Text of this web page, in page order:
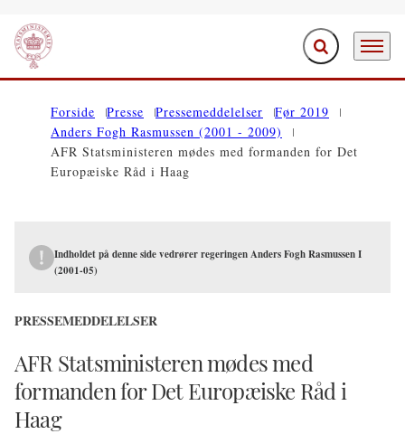
Gå til forsiden Fold søgefelt ud
Menu
Forside Presse Pressemeddelelser
Før 2019
Anders Fogh Rasmussen (2001 - 2009)
AFR Statsministeren mødes med formanden for Det
Europæiske Råd i Haag
Indholdet på denne side vedrører regeringen Anders Fogh Rasmussen I
(2001-05)
PRESSEMEDDELELSER
AFR Statsministeren mødes med
formanden for Det Europæiske Råd i
Haag